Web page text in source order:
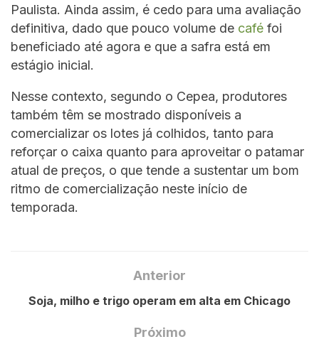
Paulista. Ainda assim, é cedo para uma avaliação
definitiva, dado que pouco volume de café foi
beneficiado até agora e que a safra está em
estágio inicial.
Nesse contexto, segundo o Cepea, produtores
também têm se mostrado disponíveis a
comercializar os lotes já colhidos, tanto para
reforçar o caixa quanto para aproveitar o patamar
atual de preços, o que tende a sustentar um bom
ritmo de comercialização neste início de
temporada.
Anterior
Soja, milho e trigo operam em alta em Chicago
Próximo